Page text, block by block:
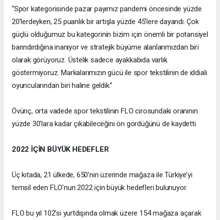
“Spor kategorisinde pazar payımız pandemi öncesinde yüzde
20’lerdeyken, 25 puanlık bir artışla yüzde 45’lere dayandı. Çok
güçlü olduğumuz bu kategorinin bizim için önemli bir potansiyel
barındırdığına inanıyor ve stratejik büyüme alanlarımızdan biri
olarak görüyoruz. Üstelik sadece ayakkabıda varlık
göstermiyoruz. Markalarımızın gücü ile spor tekstilinin de iddialı
oyuncularından biri haline geldik.”
Övünç, orta vadede spor tekstilinin FLO cirosundaki oranının
yüzde 30’lara kadar çıkabileceğini ön gördüğünü de kaydetti.
2022 İÇİN BÜYÜK HEDEFLER
Üç kıtada, 21 ülkede, 650’nin üzerinde mağaza ile Türkiye’yi
temsil eden FLO’nun 2022 için büyük hedefleri bulunuyor.
FLO bu yıl 102’si yurtdışında olmak üzere 154 mağaza açarak